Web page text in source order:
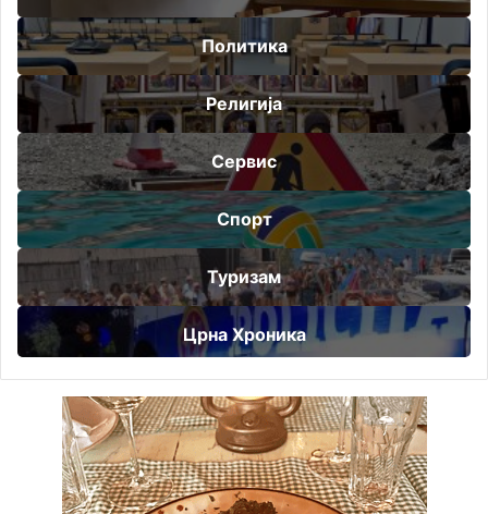
Политика
Религија
Сервис
Спорт
Туризам
Црна Хроника